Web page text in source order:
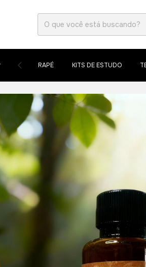
RAPÉ KITS DE ESTUDO